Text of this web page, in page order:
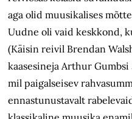
aga olid muusikalises
Uudne oli vaid keskkond,
(Käisin reivil Brendan
kaasesineja Arthur Gumbsi
mil paigalseisev
ennastunustavalt